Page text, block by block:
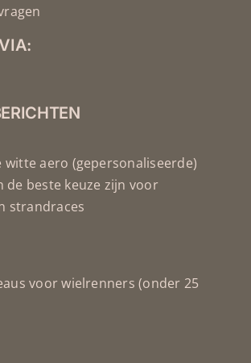
witte aero (gepersonaliseerde)
de beste keuze zijn voor
strandraces
voor wielrenners (onder 25